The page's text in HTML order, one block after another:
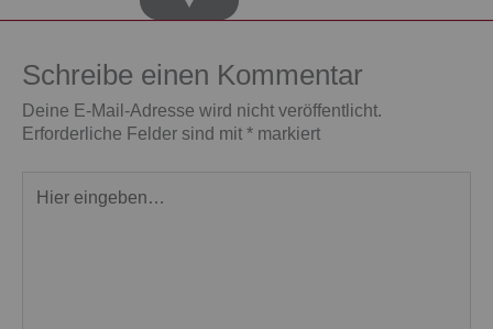
Schreibe einen Kommentar
Deine E-Mail-Adresse wird nicht veröffentlicht.
Erforderliche Felder sind mit * markiert
eingeben…